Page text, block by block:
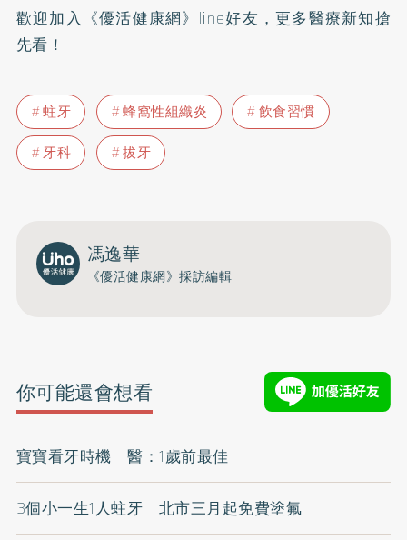
歡迎加入 《優活健康網》line好友 ，更多醫療新知搶
先看！
蛀牙 蜂窩性組織炎
飲食習慣
牙科
拔牙
馮逸華
《優活健康網》採訪編輯
你可能還會想看
寶寶看牙時機 醫：1歲前最佳
3個小一生1人蛀牙 北市三月起免費塗氟